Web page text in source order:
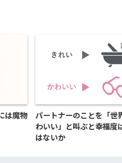
は魔物
パートナーのことを「世
わいい」と叫ぶと幸福度
はないか